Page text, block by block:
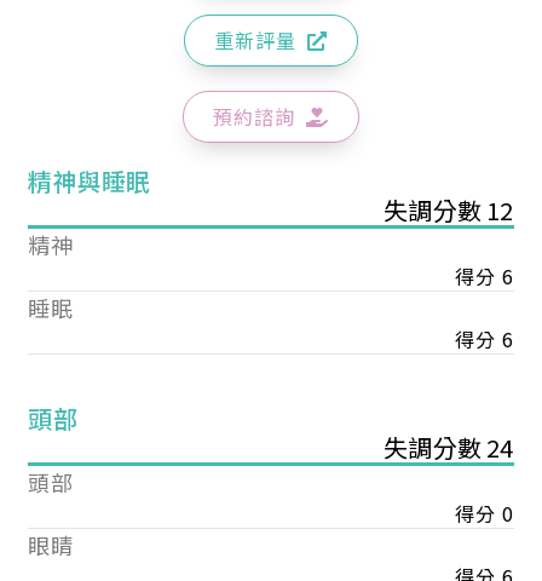
重新評量
預約諮詢
精神與睡眠
失調分數 12
精神
得分 6
睡眠
得分 6
頭部
失調分數 24
頭部
得分 0
眼睛